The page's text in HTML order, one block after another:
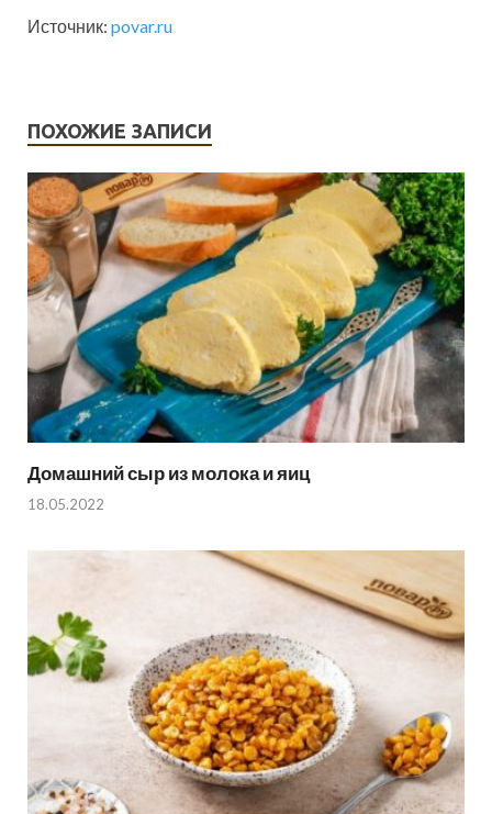
Источник: povar.ru
ПОХОЖИЕ ЗАПИСИ
Домашний сыр из молока и яиц
18.05.2022